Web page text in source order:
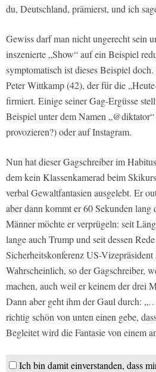
du, Deutschland, prämierst, und ich
Gewiss darf man nicht ungerecht sein
inszenierte „Show“ auf ein Beispiel
symptomatisch ist dieses Beispiel
Peter Wittkamp (42), der für die
firmiert. Einige seiner Gag-Ergüsse
Beispiel unter dem Namen
provozieren?) oder auf Instagram.
Nun hat dieser Gagschreiber im
dem kein Klassenkamerad beim
verbal Gewaltfantasien ausgelebt. Er
aber dann kommt er 60 Sekunden
Männer möchte er verprügeln: seit
lange auch Trump und seit dessen
Sicherheitskonferenz US-Vizepräsident
Wahrscheinlich, so der Gagschreiber,
machen, auch weil er keinem der drei
Dann aber geht ihm der Gaul durch:
richtig schön von unten einen gebe,
Begleitet wird die Fantasie von einem
Ich bin damit einverstanden, dass